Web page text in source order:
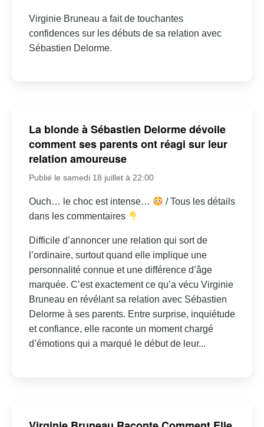
Virginie Bruneau a fait de touchantes
confidences sur les débuts de sa relation avec
Sébastien Delorme.
La blonde à Sébastien Delorme dévoile
comment ses parents ont réagi sur leur
relation amoureuse
Publié le samedi 18 juillet à 22:00
Ouch… le choc est intense…
/ Tous les détails
dans les commentaires
Difficile d’annoncer une relation qui sort de
l’ordinaire, surtout quand elle implique une
personnalité connue et une différence d’âge
marquée. C’est exactement ce qu’a vécu Virginie
Bruneau en révélant sa relation avec Sébastien
Delorme à ses parents. Entre surprise, inquiétude
et confiance, elle raconte un moment chargé
d’émotions qui a marqué le début de leur...